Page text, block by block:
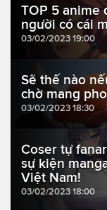
TOP 5 anime
người có cái
03/02/2023 19:00
Sẽ thế nào
chờ mang
03/02/2023 18:30
Coser tự
sự kiện
Việt Nam!
03/02/2023 18:00